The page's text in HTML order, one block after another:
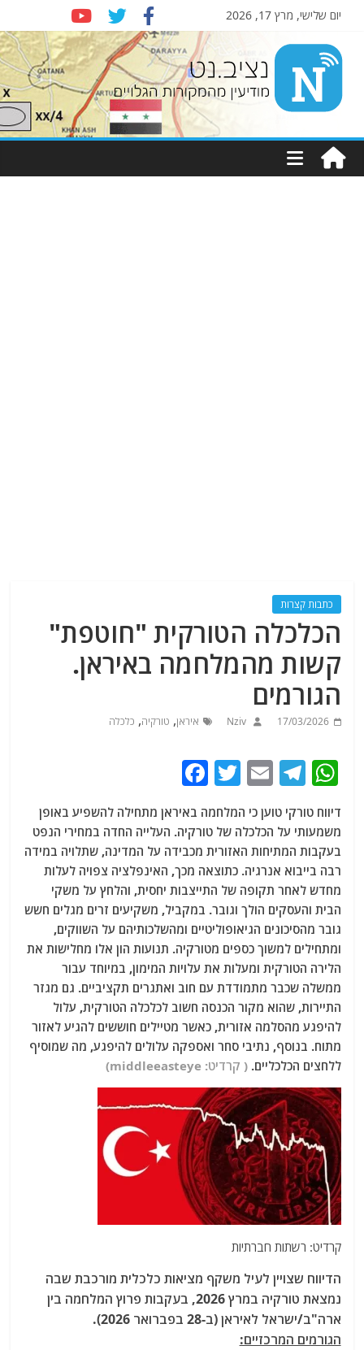
יום שלישי, מרץ 17, 2026
Nziv.net
מודיעין
מהמקורות
כתבות קצרות
הכלכלה הטורקית "חוטפת"
קשות מהמלחמה באיראן.
הגורמים
17/03/2026
Nziv איראן, טורקיה, כלכלה
W
at
s
A
p
p
T
e
g
ra
m
E
m
ai
l
T
itt
er
c
e
b
o
o
k
דיווח טורקי טוען כי המלחמה באיראן מתחילה להשפיע באופן
משמעותי על הכלכלה של טורקיה. העלייה החדה במחירי הנפט
בעקבות המתיחות האזורית מכבידה על המדינה, שתלויה במידה
רבה בייבוא אנרגיה. כתוצאה מכך, האינפלציה צפויה לעלות
מחדש לאחר תקופה של התייצבות יחסית, והלחץ על משקי
הבית והעסקים הולך וגובר. במקביל, משקיעים זרים מגלים חשש
גובר מהסיכונים הגיאופוליטיים ומהשלכותיהם על השווקים,
ומתחילים למשוך כספים מטורקיה. תנועות הון אלו מחלישות את
הלירה הטורקית ומעלות את עלויות המימון, במיוחד עבור
ממשלה שכבר מתמודדת עם חוב ואתגרים תקציביים. גם מגזר
התיירות, שהוא מקור הכנסה חשוב לכלכלה הטורקית, עלול
להיפגע מהסלמה אזורית, כאשר מטיילים חוששים להגיע לאזור
מתוח. בנוסף, נתיבי סחר ואספקה עלולים להיפגע, מה שמוסיף
ללחצים הכלכליים.( קרדיט: middleeasteye)
קרדיט: רשתות חברתיות
הדיווח שצויין לעיל משקף מציאות כלכלית מורכבת שבה
נמצאת טורקיה במרץ 2026, בעקבות פרוץ המלחמה בין
ארה"ב/ישראל לאיראן (ב-28 בפברואר 2026).
הגורמים המרכזיים: